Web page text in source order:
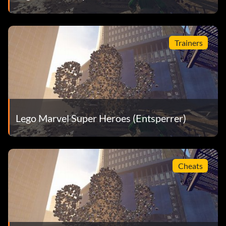
Neu gestartet, wiederhergestellt (Bronze)
Zielsetzung: Beende Level 5 - Neu gestartet,
wiederhergestellt
Nachsitzen mit rotem Kopf (Bronze)
Zielsetzung: Beende Level 6 - Rote-Kopf-Haft
Raserei auf der Straße (Bronze)
Zielsetzung: Zerstören Sie 100 Fahrzeuge im Zentrum
von Manhattan.
Rock up at the Lock up (Bronze)
Trainers
Lego Marvel Super Heroes (Entsperrer)
Cheats